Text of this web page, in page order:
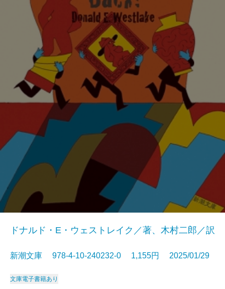
ドナルド・E・ウェストレイク／著、木村二郎／訳
新潮文庫 978-4-10-240232-0 1,155円 2025/01/29
文庫電子書籍あり